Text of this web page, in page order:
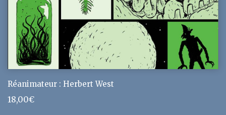
Réanimateur : Herbert West
18,00€